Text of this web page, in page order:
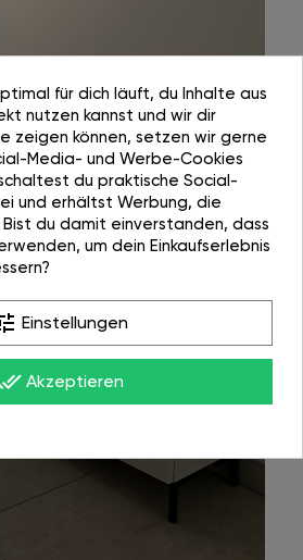
für dich läuft, du Inhalte aus
nutzen kannst und wir dir
zeigen können, setzen wir gerne
Media- und Werbe-Cookies
du praktische Social-
und erhältst Werbung, die
Bist du damit einverstanden, dass
um dein Einkaufserlebnis
Einstellungen
Akzeptieren